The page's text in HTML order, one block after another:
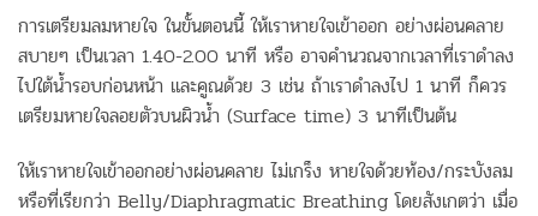
การเตรียมลมหายใจ ในขั้นตอนนี้ ให้เราหายใจเข้าออก อย่างผ่อนคลาย
สบายๆ เป็นเวลา 1.40-2.00 นาที หรือ อาจคำนวณจากเวลาที่เราดำลง
ไปใต้น้ำรอบก่อนหน้า และคูณด้วย 3 เช่น ถ้าเราดำลงไป 1 นาที ก็ควร
เตรียมหายใจลอยตัวบนผิวน้ำ (Surface time) 3 นาทีเป็นต้น
ให้เราหายใจเข้าออกอย่างผ่อนคลาย ไม่เกร็ง หายใจด้วยท้อง/กระบังลม
หรือที่เรียกว่า Belly/Diaphragmatic Breathing โดยสังเกตว่า เมื่อ